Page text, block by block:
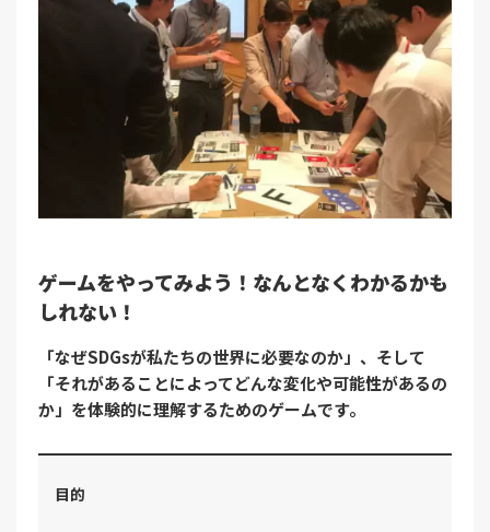
ゲームをやってみよう！なんとなくわかるかも
しれない！
「なぜSDGsが私たちの世界に必要なのか」、そして
「それがあることによってどんな変化や可能性があるの
か」を体験的に理解するためのゲームです。
目的